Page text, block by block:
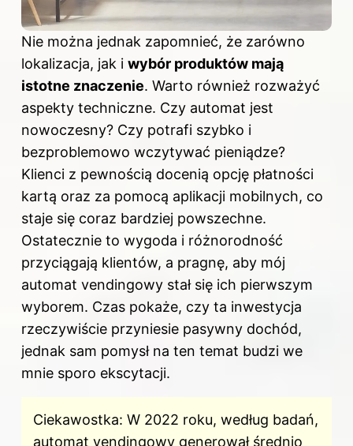
Nie można jednak zapomnieć, że zarówno
lokalizacja, jak i wybór produktów mają
istotne znaczenie. Warto również rozważyć
aspekty techniczne. Czy automat jest
nowoczesny? Czy potrafi szybko i
bezproblemowo wczytywać pieniądze?
Klienci z pewnością docenią opcję płatności
kartą oraz za pomocą aplikacji mobilnych, co
staje się coraz bardziej powszechne.
Ostatecznie to wygoda i różnorodność
przyciągają klientów, a pragnę, aby mój
automat vendingowy stał się ich pierwszym
wyborem. Czas pokaże, czy ta inwestycja
rzeczywiście przyniesie pasywny dochód,
jednak sam pomysł na ten temat budzi we
mnie sporo ekscytacji.
Ciekawostka: W 2022 roku, według badań,
automat vendingowy generował średnio